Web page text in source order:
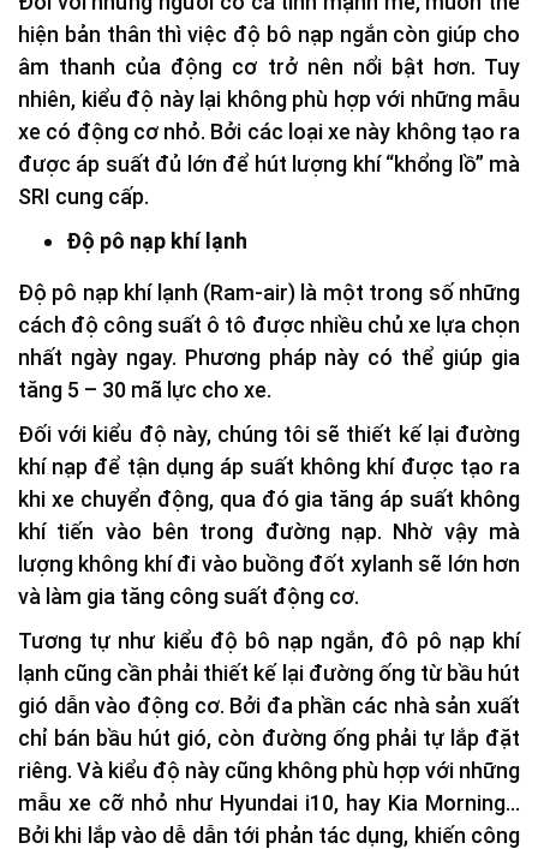
hiện bản thân thì việc độ bô nạp ngắn còn giúp cho
âm thanh của động cơ trở nên nổi bật hơn. Tuy
nhiên, kiểu độ này lại không phù hợp với những mẫu
xe có động cơ nhỏ. Bởi các loại xe này không tạo ra
được áp suất đủ lớn để hút lượng khí “khổng lồ” mà
SRI cung cấp.
Độ pô nạp khí lạnh
Độ pô nạp khí lạnh (Ram-air) là một trong số những
cách độ công suất ô tô được nhiều chủ xe lựa chọn
nhất ngày ngay. Phương pháp này có thể giúp gia
tăng 5 – 30 mã lực cho xe.
Đối với kiểu độ này, chúng tôi sẽ thiết kế lại đường
khí nạp để tận dụng áp suất không khí được tạo ra
khi xe chuyển động, qua đó gia tăng áp suất không
khí tiến vào bên trong đường nạp. Nhờ vậy mà
lượng không khí đi vào buồng đốt xylanh sẽ lớn hơn
và làm gia tăng công suất động cơ.
Tương tự như kiểu độ bô nạp ngắn, đô pô nạp khí
lạnh cũng cần phải thiết kế lại đường ống từ bầu hút
gió dẫn vào động cơ. Bởi đa phần các nhà sản xuất
chỉ bán bầu hút gió, còn đường ống phải tự lắp đặt
riêng. Và kiểu độ này cũng không phù hợp với những
mẫu xe cỡ nhỏ như Hyundai i10, hay Kia Morning…
Bởi khi lắp vào dễ dẫn tới phản tác dụng, khiến công